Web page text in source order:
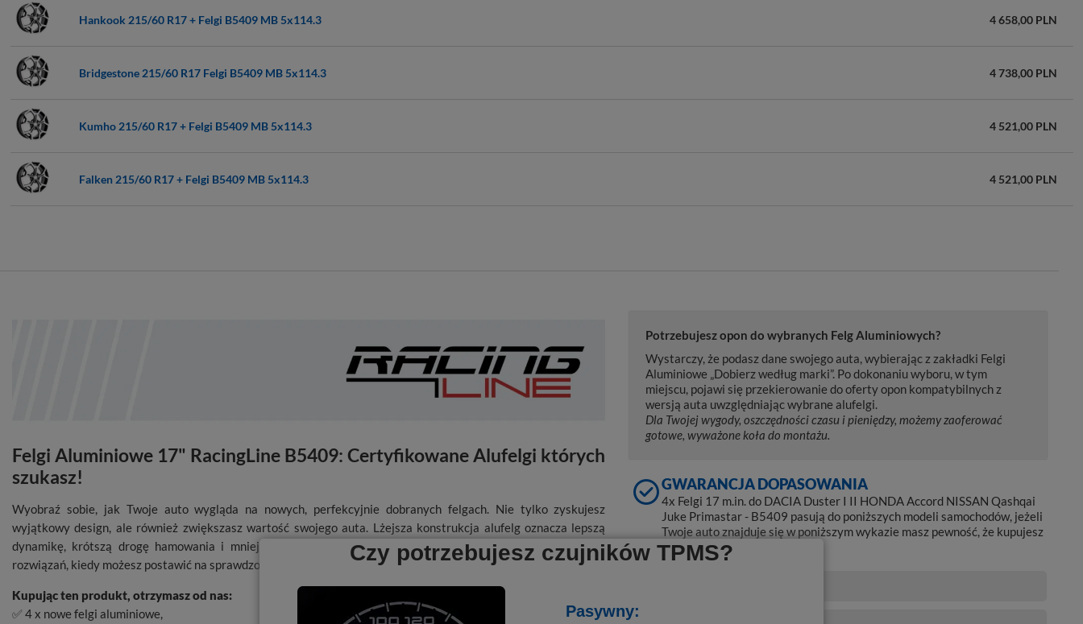
Hankook 215/60 R17 + Felgi B5409 MB 5x114.3 4 658,00 PLN
Bridgestone 215/60 R17 Felgi B5409 MB 5x114.3 4 738,00 PLN
Kumho 215/60 R17 + Felgi B5409 MB 5x114.3 4 521,00 PLN
Falken 215/60 R17 + Felgi B5409 MB 5x114.3 4 521,00 PLN
4 953,00 PLN
Felgi Aluminiowe 17" RacingLine B5409: Certyfikowane Alufelgi których
szukasz!
Wyobraź sobie, jak Twoje auto wygląda na nowych, perfekcyjnie dobranych felgach. Nie tylko zyskujesz
wyjątkowy design, ale również zwiększasz wartość swojego auta. Lżejsza konstrukcja alufelg oznacza lepszą
dynamikę, krótszą drogę hamowania i mniejsze zużycie paliwa. Czy warto ryzykować wybór przeciętnych
rozwiązań, kiedy możesz postawić na sprawdzone oraz bezpieczne felgi od LadneFelgi.pl?
Kupując ten produkt, otrzymasz od nas:
✅ 4 x nowe felgi aluminiowe,
Potrzebujesz opon do wybranych Felg Aluminiowych?
Wystarczy, że podasz dane swojego auta, wybierając z zakładki Felgi
Aluminiowe „Dobierz według marki”. Po dokonaniu wyboru, w tym
miejscu, pojawi się przekierowanie do oferty opon kompatybilnych z
wersją auta uwzględniając wybrane alufelgi.
Dla Twojej wygody, oszczędności czasu i pieniędzy, możemy zaoferować
gotowe, wyważone koła do montażu.
GWARANCJA DOPASOWANIA
4x Felgi 17 m.in. do DACIA Duster I II HONDA Accord NISSAN Qashqai
Juke Primastar - B5409 pasują do poniższych modeli samochodów, jeżeli
Twoje auto znajduje się w poniższym wykazie masz pewność, że kupujesz
dopasowane felgi.
Czy potrzebujesz czujników TPMS?
Pasywny: